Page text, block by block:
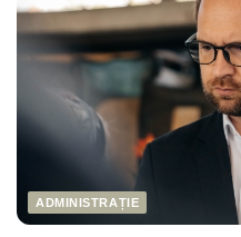
ADMINISTRAȚIE